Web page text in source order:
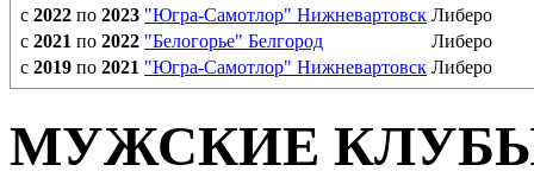
с 2022 по 2023 "Югра-Самотлор" Нижневартовск Либеро
с 2021 по 2022 "Белогорье" Белгород
Либеро
с 2019 по 2021 "Югра-Самотлор" Нижневартовск Либеро
МУЖСКИЕ